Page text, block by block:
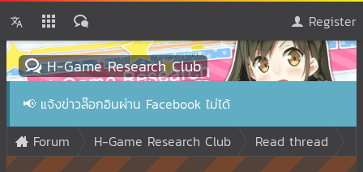
Register
H-Game Research Club
📢 แจ้งข่าวล๊อกอินผ่าน Facebook ไม่ได้
Forum
H-Game Research Club Read thread